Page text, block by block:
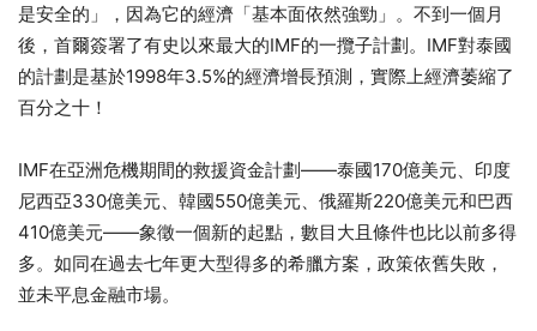
是安全的」，因為它的經濟「基本面依然強勁」。不到一個月
後，首爾簽署了有史以來最大的IMF的一攬子計劃。IMF對泰國
的計劃是基於1998年3.5%的經濟增長預測，實際上經濟萎縮了
百分之十！
IMF在亞洲危機期間的救援資金計劃——泰國170億美元、印度
尼西亞330億美元、韓國550億美元、俄羅斯220億美元和巴西
410億美元——象徵一個新的起點，數目大且條件也比以前多得
多。如同在過去七年更大型得多的希臘方案，政策依舊失敗，
並未平息金融市場。